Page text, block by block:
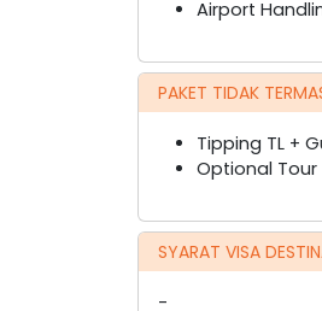
Airport
PAKET TIDAK
Tipping TL +
Optional Tour
SYARAT VISA
-